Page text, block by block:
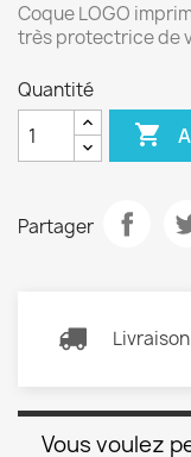
Coque LOGO
très protectrice de
Quantité

Partager
Vous voulez